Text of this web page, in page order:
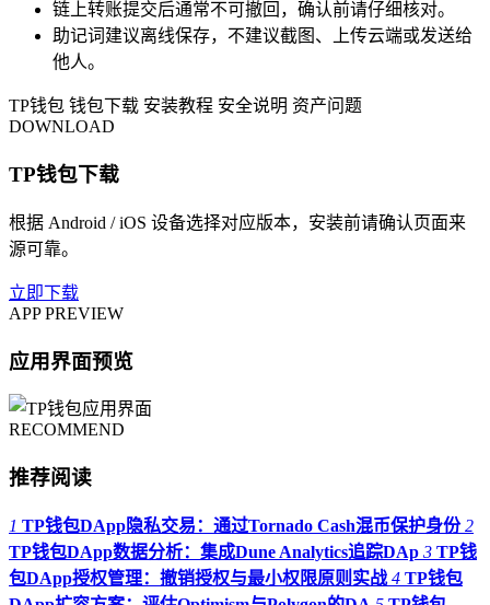
链上转账提交后通常不可撤回，确认前请仔细核对。
助记词建议离线保存，不建议截图、上传云端或发送给
他人。
TP钱包 钱包下载 安装教程 安全说明 资产问题
DOWNLOAD
TP钱包下载
根据 Android / iOS 设备选择对应版本，安装前请确认页面来
源可靠。
立即下载
APP PREVIEW
应用界面预览
RECOMMEND
推荐阅读
1 TP钱包DApp隐私交易：通过Tornado Cash混币保护身份 2
TP钱包DApp数据分析：集成Dune Analytics追踪DAp 3 TP钱
包DApp授权管理：撤销授权与最小权限原则实战 4 TP钱包